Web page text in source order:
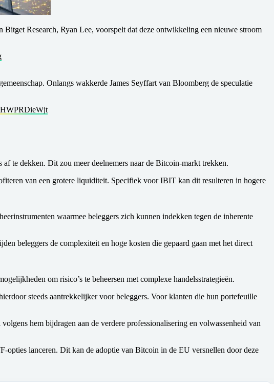
Research, Ryan Lee, voorspelt dat deze ontwikkeling een nieuwe stroom
Onlangs wakkerde James Seyffart van Bloomberg de speculatie
te dekken. Dit zou meer deelnemers naar de Bitcoin-markt trekken.
van een grotere liquiditeit. Specifiek voor IBIT kan dit resulteren in hogere
waarmee beleggers zich kunnen indekken tegen de inherente
beleggers de complexiteit en hoge kosten die gepaard gaan met het direct
om risico’s te beheersen met complexe handelsstrategieën.
steeds aantrekkelijker voor beleggers. Voor klanten die hun portefeuille
hem bijdragen aan de verdere professionalisering en volwassenheid van
opties lanceren. Dit kan de adoptie van Bitcoin in de EU versnellen door deze